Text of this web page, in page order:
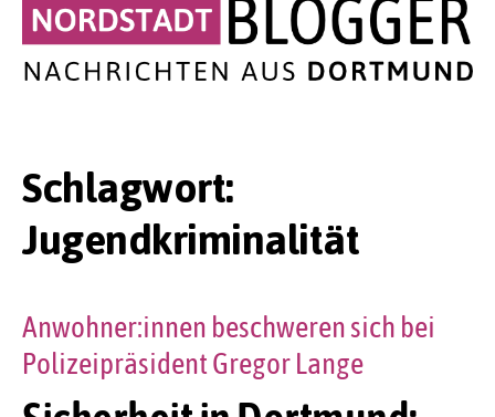
Schlagwort:
Jugendkriminalität
Anwohner:innen beschweren sich bei
Polizeipräsident Gregor Lange